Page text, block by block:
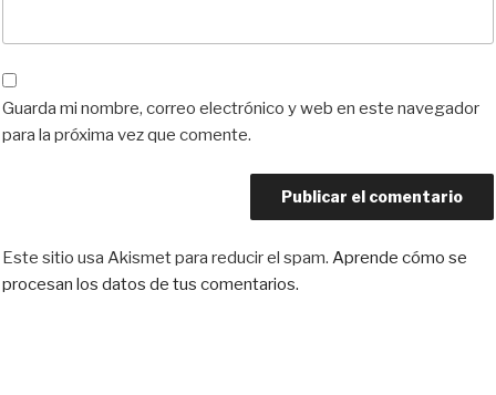
Guarda mi nombre, correo electrónico y web en este navegador
para la próxima vez que comente.
Este sitio usa Akismet para reducir el spam. Aprende cómo se
procesan los datos de tus comentarios.